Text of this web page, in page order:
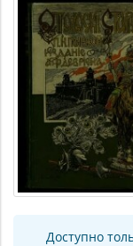
Доступно